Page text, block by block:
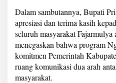
a
s
W
a
r
g
Dalam sambutannya, Bupati
apresiasi dan terima kasih
seluruh masyarakat Fajarmulya
menegaskan bahwa program
komitmen Pemerintah
ruang komunikasi dua arah
masyarakat.